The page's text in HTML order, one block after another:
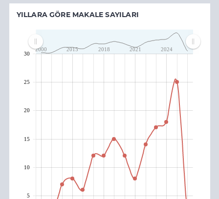
YILLARA GÖRE MAKALE SAYILARI
2000 2015 2018 2021 2024
5
10
15
20
25
30